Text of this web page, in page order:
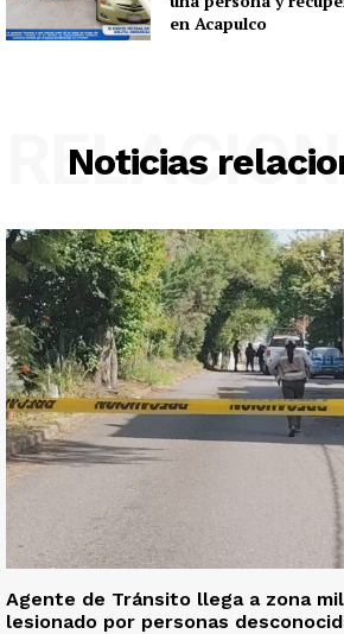
en Acapulco
Noticias
Agente de Tránsito llega a zona
lesionado por personas